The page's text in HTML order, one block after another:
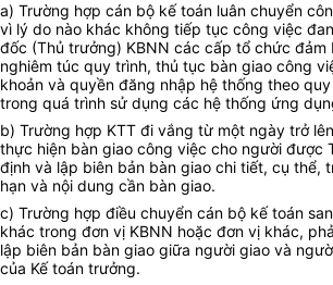
a) Trường hợp cán bộ kế toán luân chuyển
vì lý do nào khác không tiếp tục công việc
đốc (Thủ trưởng) KBNN các cấp tổ chức đảm
nghiêm túc quy trình, thủ tục bàn giao công
khoản và quyền đăng nhập hệ thống theo
trong quá trình sử dụng các hệ thống ứng
b) Trường hợp KTT đi vắng từ một ngày trở
thực hiện bàn giao công việc cho người được
định và lập biên bản bàn giao chi tiết, cụ thể,
hạn và nội dung cần bàn giao.
c) Trường hợp điều chuyển cán bộ kế toán
khác trong đơn vị KBNN hoặc đơn vị khác,
lập biên bản bàn giao giữa người giao và
của Kế toán trưởng.